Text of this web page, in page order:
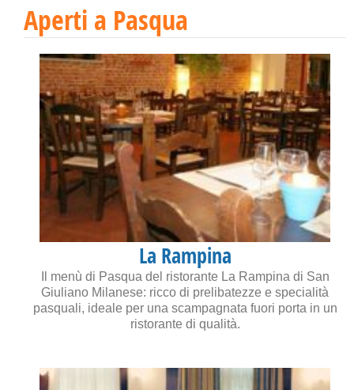
Aperti a Pasqua
La Rampina
Il menù di Pasqua del ristorante La Rampina di San
Giuliano Milanese: ricco di prelibatezze e specialità
pasquali, ideale per una scampagnata fuori porta in un
ristorante di qualità.